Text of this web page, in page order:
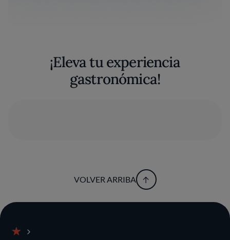
¡Eleva tu experiencia
gastronómica!
VOLVER ARRIBA